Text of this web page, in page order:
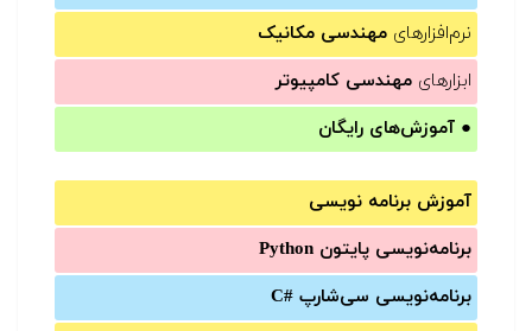
نرم‌افزارهای مهندسی مکانیک
ابزارهای مهندسی کامپیوتر
● آموزش‌های رایگان
آموزش برنامه نویسی
برنامه‌نویسی پایتون Python
برنامه‌‌نویسی سی‌شارپ C#‎